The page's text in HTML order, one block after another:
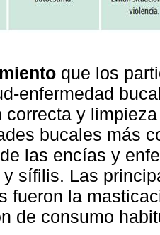
que los
enfermedad
correcta y
bucales más
las encías y
y sífilis. Las
fueron la
de consumo